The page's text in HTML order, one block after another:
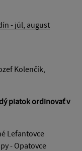
- júl, august
Kolenčík,
piatok ordinovať v
Lefantovce
- Opatovce